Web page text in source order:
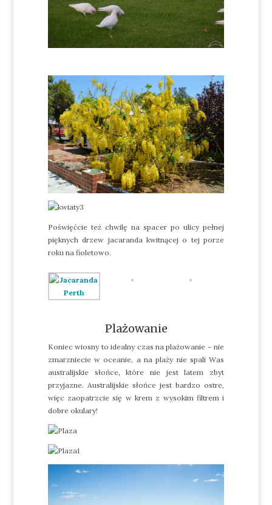
Poświęćcie też chwilę na spacer po ulicy pełnej
pięknych drzew jacaranda kwitnącej o tej porze
roku na fioletowo.
Plażowanie
Koniec wiosny to idealny czas na plażowanie – nie
zmarzniecie w oceanie, a na plaży nie spali Was
australijskie słońce, które nie jest latem zbyt
przyjazne. Australijskie słońce jest bardzo ostre,
więc zaopatrzcie się w krem z wysokim filtrem i
dobre okulary!